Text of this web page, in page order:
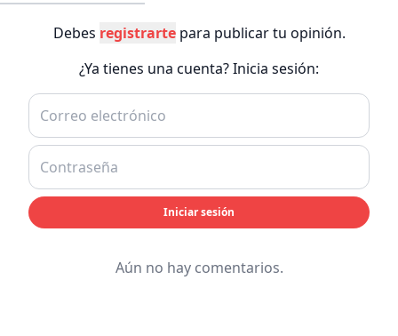
Debes registrartepara publicar tu opinión.
¿Ya tienes una cuenta? Inicia sesión:
Iniciar sesión
Aún no hay comentarios.